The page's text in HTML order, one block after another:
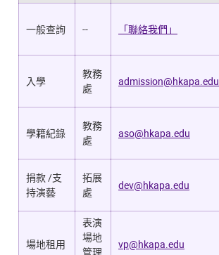
一般查詢 -- 「聯絡我們」
入學
教務
處
admission@hkapa.edu
學籍紀錄
教務
處
aso@hkapa.edu
捐款 /支
持演藝
拓展
處
dev@hkapa.edu
場地租用
表演
場地
管理
vp@hkapa.edu